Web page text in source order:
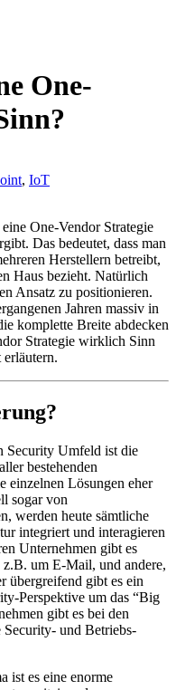
One-
, IoT
One-Vendor Strategie
Das bedeutet, dass man
Herstellern betreibt,
Haus bezieht. Natürlich
Ansatz zu positionieren.
Jahren massiv in
komplette Breite abdecken
Strategie wirklich Sinn
Security Umfeld ist die
bestehenden
einzelnen Lösungen eher
sogar von
werden heute sämtliche
integriert und interagieren
Unternehmen gibt es
um E-Mail, und andere,
übergreifend gibt es ein
Perspektive um das “Big
gibt es bei den
Security- und Betriebs-
ist es eine enorme